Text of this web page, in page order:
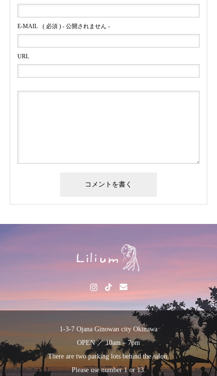
E-MAIL ( 必須 ) - 公開されません -
URL
1-3-7 Ojana Ginowan city Okinawa
OPEN ／ 10am – 7pm
There are two parking lots behind the salon.
Please use number 1 or 13.